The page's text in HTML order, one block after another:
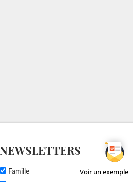
NEWSLETTERS
Famille Voir un exemple